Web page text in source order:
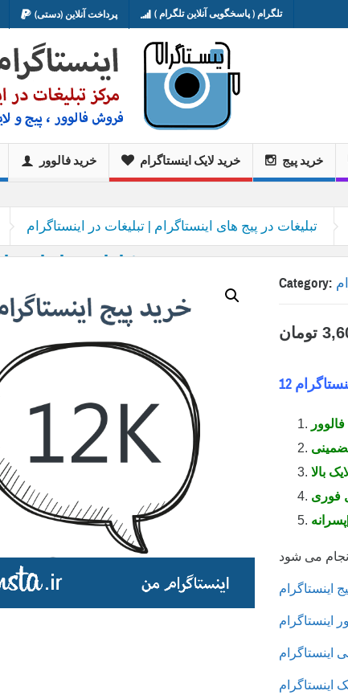
پرداخت آنلاین (دستی) تلگرام ( پاسخگویی آنلاین تلگرام )
خرید فالوور خرید لایک اینستاگرام خرید پیج
تبلیغات در پیج های اینستاگرام | تبلیغات در اینستاگرام
من(دارای نماد
Category:
تومان
بالا
اینستاگرام
اینستاگرام
اینستاگرام